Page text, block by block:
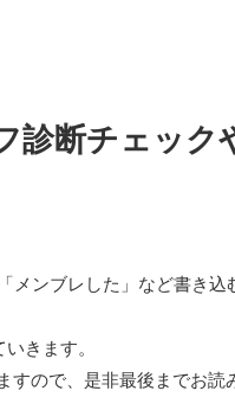
診断チェック
ンブレした」など書き込
きます。
ので、是非最後までお読